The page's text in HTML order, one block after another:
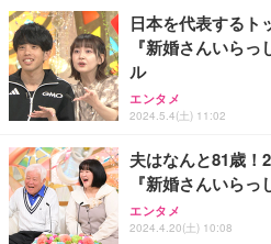
日本を代表するト
『新婚さんいら
ル
エンタメ
2024.5.4(土) 11:02
夫はなんと81歳！
『新婚さんいらっ
エンタメ
2024.4.20(土) 10:08